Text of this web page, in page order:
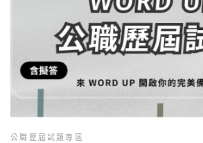
公職歷屆試題專區